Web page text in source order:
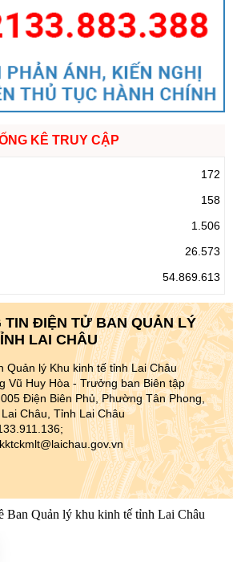
KÊ TRUY CẬP
172
158
1.506
26.573
54.869.613
TIN ĐIỆN TỬ BAN QUẢN LÝ
LAI CHÂU
Quản lý Khu kinh tế tỉnh Lai Châu
Vũ Huy Hòa - Trưởng ban Biên tập
Điện Biên Phủ, Phường Tân Phong,
Lai Châu, Tỉnh Lai Châu
Ban Quản lý khu kinh tế tỉnh Lai Châu